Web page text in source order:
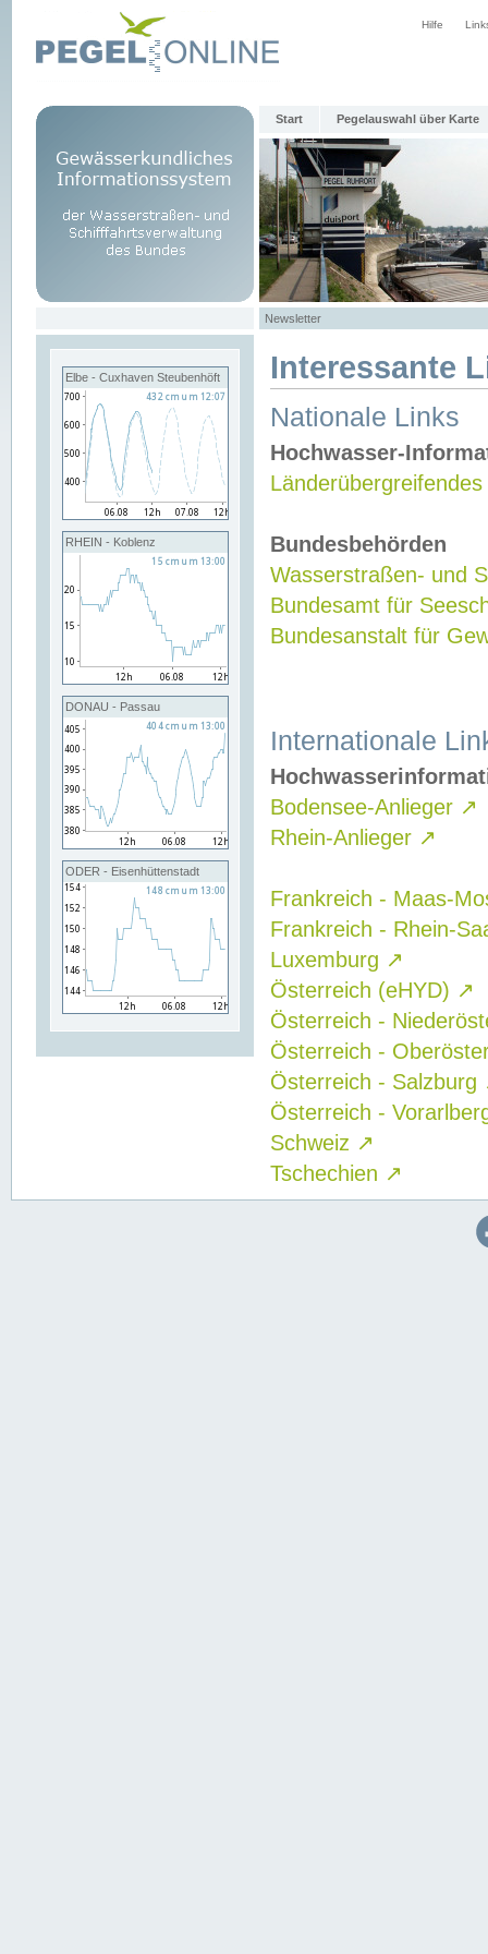
Hilfe
Start Pegelauswahl über Karte
Newsletter
Elbe - Cuxhaven Steubenhöft
RHEIN - Koblenz
DONAU - Passau
ODER - Eisenhüttenstadt
Interessante
Nationale Links
Hochwasser-
Bundesbehörden
Wasserstraßen- und
Bundesamt für
Bundesanstalt für
Internationale
Bodensee-Anlieger ↗
Rhein-Anlieger ↗
Frankreich - Maas-
Frankreich - Rhein-
Luxemburg ↗
Österreich (eHYD) ↗
Österreich -
Österreich -
Österreich - Salzburg
Österreich -
Schweiz ↗
Tschechien ↗